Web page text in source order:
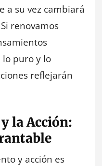
a su vez cambiará
renovamos
lo puro y lo
reflejarán
la Acción:
y acción es